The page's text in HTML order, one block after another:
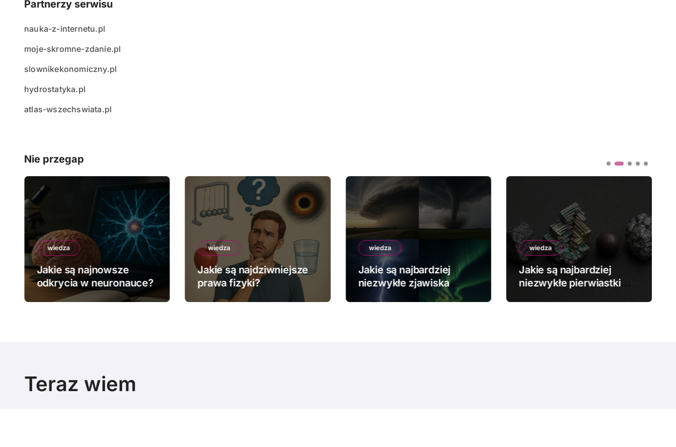
Partnerzy serwisu
nauka-z-internetu.pl
moje-skromne-zdanie.pl
slownikekonomiczny.pl
hydrostatyka.pl
atlas-wszechswiata.pl
Nie przegap
wiedza
Jakie są najnowsze
odkrycia w neuronauce?
wiedza
Jakie są najdziwniejsze
prawa fizyki?
wiedza
Jakie są najbardziej
niezwykłe zjawiska
pogodowe?
wiedza
Jakie są najbardziej
niezwykłe pierwiastki
Teraz wiem